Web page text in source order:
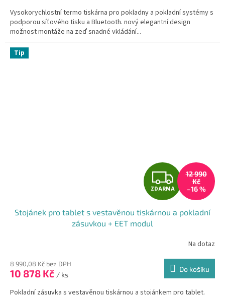
Vysokorychlostní termo tiskárna pro pokladny a pokladní systémy s
podporou síťového tisku a Bluetooth. nový elegantní design
možnost montáže na zeď snadné vkládání...
Tip
Z
D
A
M
A
ZDARMA
12 990
Kč
–16 %
Stojánek pro tablet s vestavěnou tiskárnou a pokladní
zásuvkou + EET modul
Na dotaz
8 990,08 Kč bez DPH
10 878 Kč / ks
Do košíku
Pokladní zásuvka s vestavěnou tiskárnou a stojánkem pro tablet.